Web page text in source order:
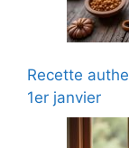
Recette
1er janvier